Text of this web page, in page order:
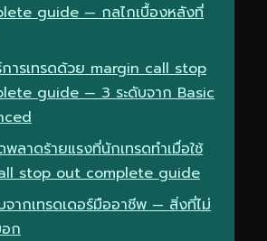
guide — กลไกเบื้องหลังที่
ารเทรดด้วย margin call stop
guide — 3 ระดับจาก Basic
ลาดร้ายแรงที่นักเทรดทำเมื่อใช้
stop out complete guide
จากเทรดเดอร์มืออาชีพ — สิ่งที่ไม่
ก